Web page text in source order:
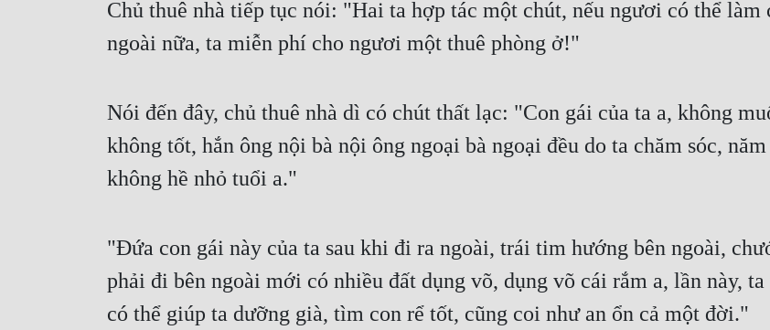
Chủ thuê nhà tiếp tục nói: "Hai ta hợp tác một chút, nếu ngươi có thể
ngoài nữa, ta miễn phí cho ngươi một thuê phòng ở!"
Nói đến đây, chủ thuê nhà dì có chút thất lạc: "Con gái của ta a, không
không tốt, hắn ông nội bà nội ông ngoại bà ngoại đều do ta chăm sóc,
không hề nhỏ tuổi a."
"Đứa con gái này của ta sau khi đi ra ngoài, trái tim hướng bên ngoài,
phải đi bên ngoài mới có nhiều đất dụng võ, dụng võ cái rắm a, lần này,
có thể giúp ta dưỡng già, tìm con rể tốt, cũng coi như an ổn cả một đời."